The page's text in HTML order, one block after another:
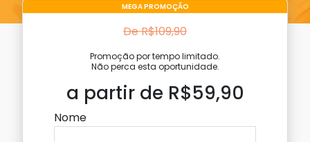
MEGA PROMOÇÃO
De R$109,90
Promoção por tempo limitado.
Não perca esta oportunidade.
a partir de R$59,90
Nome